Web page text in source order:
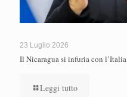
23 Luglio 2026
Il Nicaragua si infuria con l’Italia
Leggi tutto